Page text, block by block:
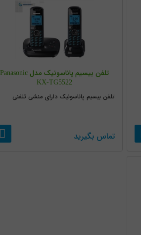
تلفن بیسیم پاناسونیک مدل Panasonic
KX-TG5522
تلفن بیسیم پاناسونیک دارای منشی تلفنی
تماس بگیرید